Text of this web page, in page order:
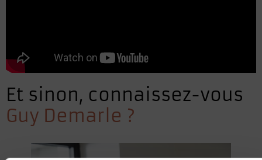
Et sinon, connaissez-vous
Guy Demarle ?